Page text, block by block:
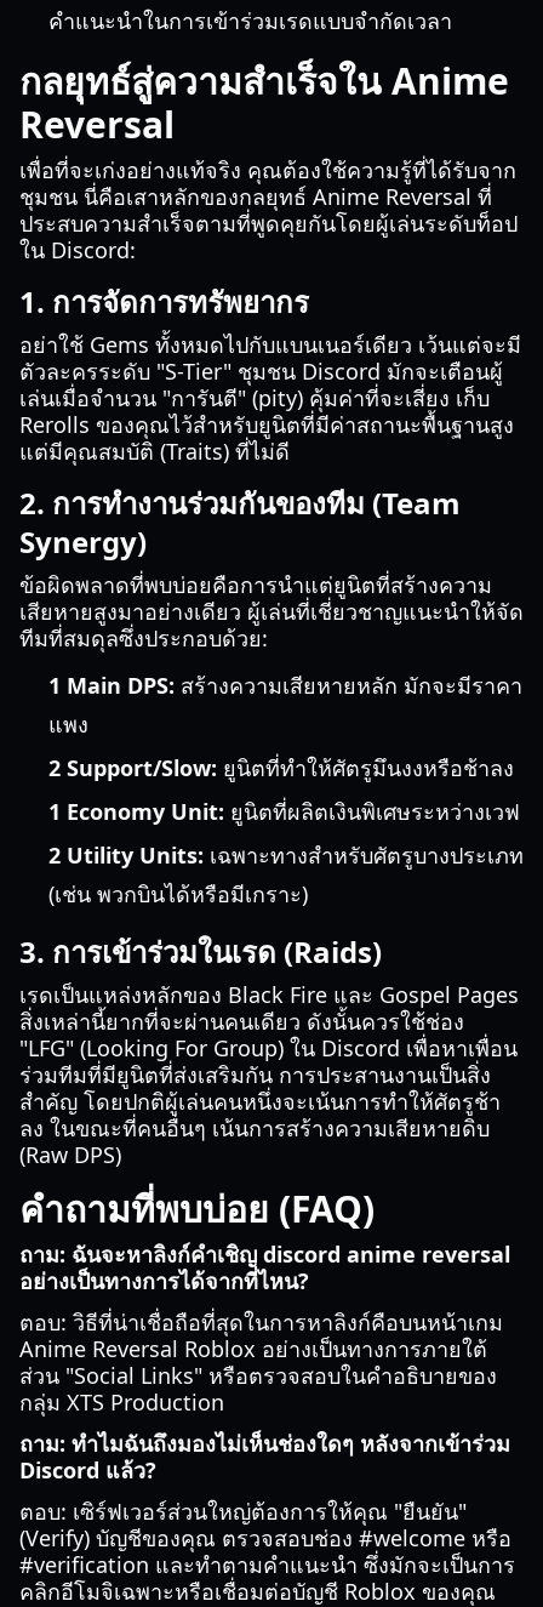
คำแนะนำในการเข้าร่วมเรดแบบจำกัดเวลา
กลยุทธ์สู่ความสำเร็จใน Anime
Reversal
เพื่อที่จะเก่งอย่างแท้จริง คุณต้องใช้ความรู้ที่ได้รับจาก
ชุมชน นี่คือเสาหลักของกลยุทธ์ Anime Reversal ที่
ประสบความสำเร็จตามที่พูดคุยกันโดยผู้เล่นระดับท็อป
ใน Discord:
1. การจัดการทรัพยากร
อย่าใช้ Gems ทั้งหมดไปกับแบนเนอร์เดียว เว้นแต่จะมี
ตัวละครระดับ "S-Tier" ชุมชน Discord มักจะเตือนผู้
เล่นเมื่อจำนวน "การันตี" (pity) คุ้มค่าที่จะเสี่ยง เก็บ
Rerolls ของคุณไว้สำหรับยูนิตที่มีค่าสถานะพื้นฐานสูง
แต่มีคุณสมบัติ (Traits) ที่ไม่ดี
2. การทำงานร่วมกันของทีม (Team
Synergy)
ข้อผิดพลาดที่พบบ่อยคือการนำแต่ยูนิตที่สร้างความ
เสียหายสูงมาอย่างเดียว ผู้เล่นที่เชี่ยวชาญแนะนำให้จัด
ทีมที่สมดุลซึ่งประกอบด้วย:
1 Main DPS: สร้างความเสียหายหลัก มักจะมีราคา
แพง
2 Support/Slow: ยูนิตที่ทำให้ศัตรูมึนงงหรือช้าลง
1 Economy Unit: ยูนิตที่ผลิตเงินพิเศษระหว่างเวฟ
2 Utility Units: เฉพาะทางสำหรับศัตรูบางประเภท
(เช่น พวกบินได้หรือมีเกราะ)
3. การเข้าร่วมในเรด (Raids)
เรดเป็นแหล่งหลักของ Black Fire และ Gospel Pages
สิ่งเหล่านี้ยากที่จะผ่านคนเดียว ดังนั้นควรใช้ช่อง
"LFG" (Looking For Group) ใน Discord เพื่อหาเพื่อน
ร่วมทีมที่มียูนิตที่ส่งเสริมกัน การประสานงานเป็นสิ่ง
สำคัญ โดยปกติผู้เล่นคนหนึ่งจะเน้นการทำให้ศัตรูช้า
ลง ในขณะที่คนอื่นๆ เน้นการสร้างความเสียหายดิบ
(Raw DPS)
คำถามที่พบบ่อย (FAQ)
ถาม: ฉันจะหาลิงก์คำเชิญ discord anime reversal
อย่างเป็นทางการได้จากที่ไหน?
ตอบ: วิธีที่น่าเชื่อถือที่สุดในการหาลิงก์คือบนหน้าเกม
Anime Reversal Roblox อย่างเป็นทางการภายใต้
ส่วน "Social Links" หรือตรวจสอบในคำอธิบายของ
กลุ่ม XTS Production
ถาม: ทำไมฉันถึงมองไม่เห็นช่องใดๆ หลังจากเข้าร่วม
Discord แล้ว?
ตอบ: เซิร์ฟเวอร์ส่วนใหญ่ต้องการให้คุณ "ยืนยัน"
(Verify) บัญชีของคุณ ตรวจสอบช่อง #welcome หรือ
#verification และทำตามคำแนะนำ ซึ่งมักจะเป็นการ
คลิกอีโมจิเฉพาะหรือเชื่อมต่อบัญชี Roblox ของคุณ